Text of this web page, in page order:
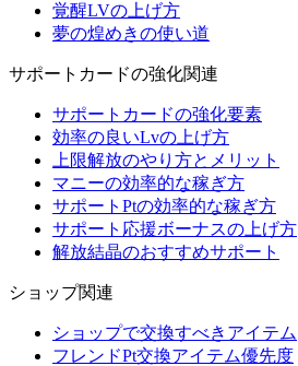
覚醒LVの上げ方
夢の煌めきの使い道
サポートカードの強化関連
サポートカードの強化要素
効率の良いLvの上げ方
上限解放のやり方とメリット
マニーの効率的な稼ぎ方
サポートPtの効率的な稼ぎ方
サポート応援ボーナスの上げ方
解放結晶のおすすめサポート
ショップ関連
ショップで交換すべきアイテム
フレンドPt交換アイテム優先度